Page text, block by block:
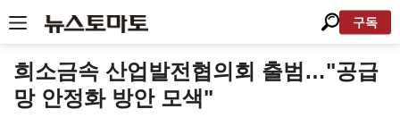
구독
희소금속 산업발전협의회 출범…"공급
망 안정화 방안 모색"